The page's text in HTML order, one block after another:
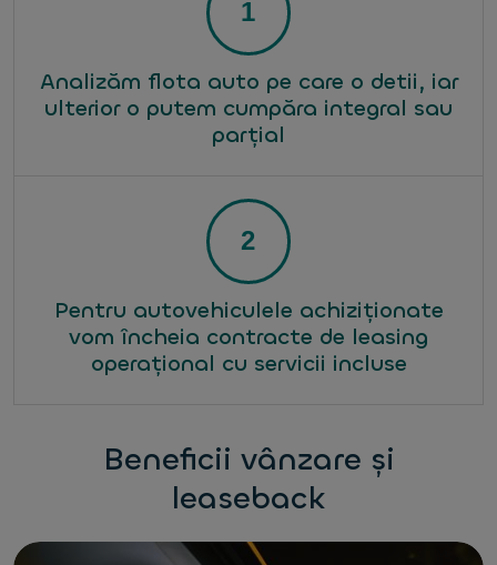
Analizăm flota auto pe care o detii, iar
ulterior o putem cumpăra integral sau
parțial
Pentru autovehiculele achiziționate
vom încheia contracte de leasing
operațional cu servicii incluse
Beneficii vânzare și
leaseback